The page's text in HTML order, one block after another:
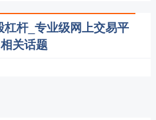
杆_专业级网上交易平
关话题